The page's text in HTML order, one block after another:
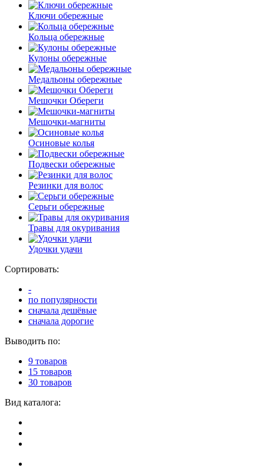
Ключи обережные
Кольца обережные
Кулоны обережные
Медальоны обережные
Мешочки Обереги
Мешочки-магниты
Осиновые колья
Подвески обережные
Резинки для волос
Серьги обережные
Травы для окуривания
Удочки удачи
Сортировать:
-
по популярности
сначала дешёвые
сначала дорогие
Выводить по:
9 товаров
15 товаров
30 товаров
Вид каталога: